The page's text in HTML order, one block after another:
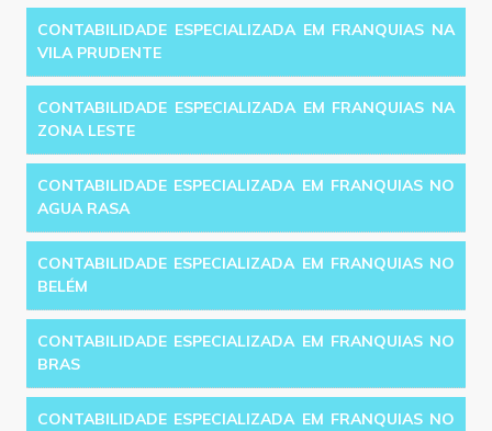
CONTABILIDADE ESPECIALIZADA EM FRANQUIAS NA
VILA PRUDENTE
CONTABILIDADE ESPECIALIZADA EM FRANQUIAS NA
ZONA LESTE
CONTABILIDADE ESPECIALIZADA EM FRANQUIAS NO
AGUA RASA
CONTABILIDADE ESPECIALIZADA EM FRANQUIAS NO
BELÉM
CONTABILIDADE ESPECIALIZADA EM FRANQUIAS NO
BRAS
CONTABILIDADE ESPECIALIZADA EM FRANQUIAS NO